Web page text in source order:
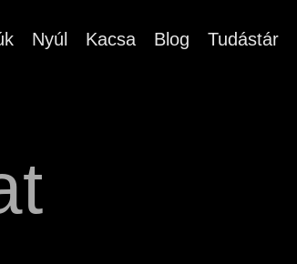
Nyúl Kacsa Blog Tudástár